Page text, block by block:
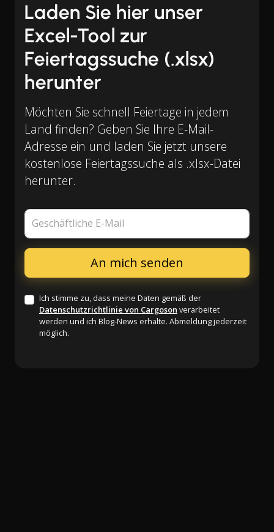
Laden Sie hier unser
Excel-Tool zur
Feiertagssuche (.xlsx)
herunter
Möchten Sie schnell Feiertage in jedem
Land finden? Geben Sie Ihre E-Mail-
Adresse ein und laden Sie jetzt unsere
kostenlose Feiertagssuche als .xlsx-Datei
herunter.
Geschäftliche E-Mail
Ich stimme zu, dass meine Daten gemäß der
Datenschutzrichtlinie von Cargoson verarbeitet
werden und ich Blog-News erhalte. Abmeldung jederzeit
möglich.